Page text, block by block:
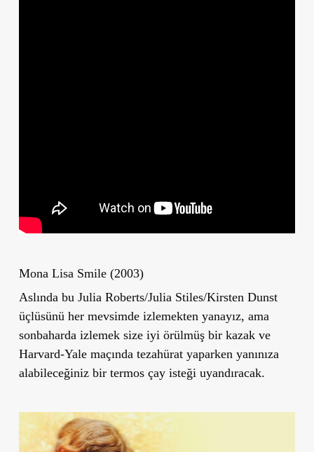
Mona Lisa Smile (2003)
Aslında bu Julia Roberts/Julia Stiles/Kirsten Dunst
üçlüsünü her mevsimde izlemekten yanayız, ama
sonbaharda izlemek size iyi örülmüş bir kazak ve
Harvard-Yale maçında tezahürat yaparken yanınıza
alabileceğiniz bir termos çay isteği uyandıracak.